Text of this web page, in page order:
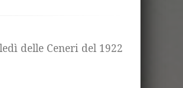
delle Ceneri del 1922